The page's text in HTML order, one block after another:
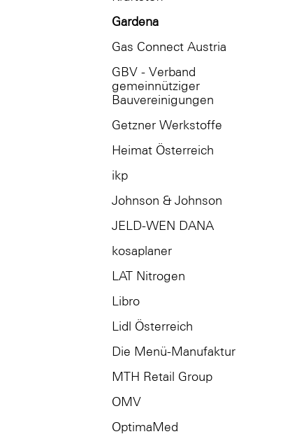
Gardena
Gas Connect Austria
GBV - Verband
gemeinnütziger
Bauvereinigungen
Getzner Werkstoffe
Heimat Österreich
ikp
Johnson & Johnson
JELD-WEN DANA
kosaplaner
LAT Nitrogen
Libro
Lidl Österreich
Die Menü-Manufaktur
MTH Retail Group
OMV
OptimaMed